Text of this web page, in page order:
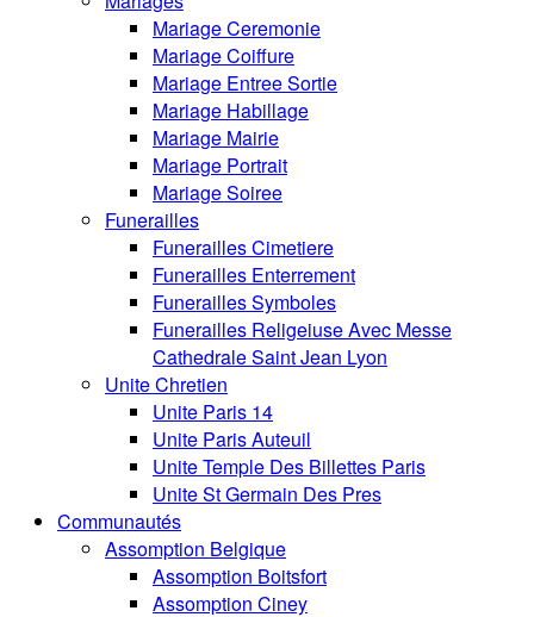
Mariage Ceremonie
Mariage Coiffure
Mariage Entree Sortie
Mariage Habillage
Mariage Mairie
Mariage Portrait
Mariage Soiree
Funerailles
Funerailles Cimetiere
Funerailles Enterrement
Funerailles Symboles
Funerailles Religeiuse Avec Messe
Cathedrale Saint Jean Lyon
Unite Chretien
Unite Paris 14
Unite Paris Auteuil
Unite Temple Des Billettes Paris
Unite St Germain Des Pres
Communautés
Assomption Belgique
Assomption Boitsfort
Assomption Ciney